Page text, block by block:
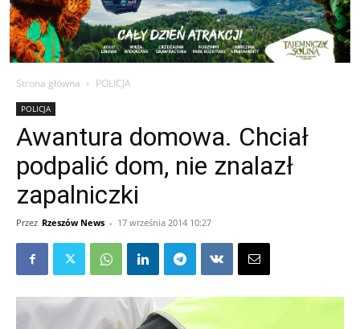
Strona główna POLICJA
POLICJA
Awantura domowa. Chciał
podpalić dom, nie znalazł
zapalniczki
Przez Rzeszów News - 17 września 2014 10:27